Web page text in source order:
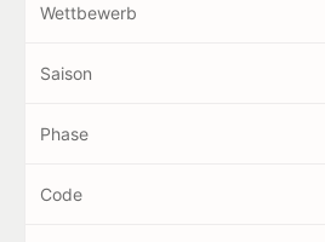
Wettbewerb
Saison
Phase
Code